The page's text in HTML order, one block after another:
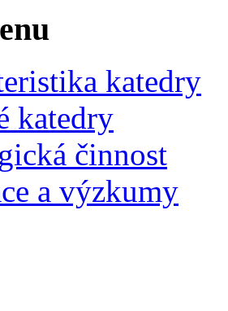
katedry
katedry
činnost
a výzkumy